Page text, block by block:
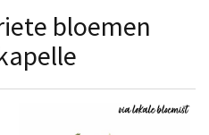
bloemen